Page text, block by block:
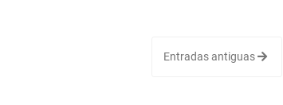
Entradas antiguas